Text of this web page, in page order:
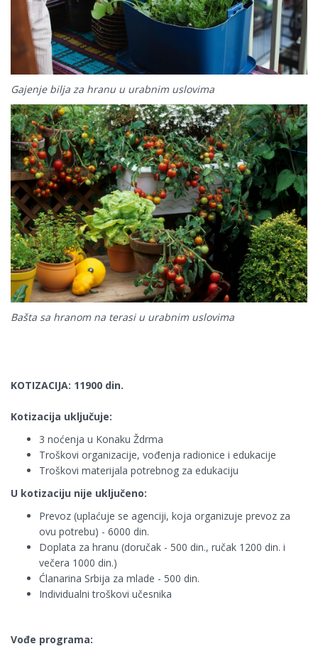
Gajenje bilja za hranu u urabnim uslovima
Bašta sa hranom na terasi u urabnim uslovima
KOTIZACIJA: 11900 din.
Kotizacija uključuje:
3 noćenja u Konaku Ždrma
Troškovi organizacije, vođenja radionice i edukacije
Troškovi materijala potrebnog za edukaciju
U kotizaciju nije uključeno:
Prevoz (uplaćuje se agenciji, koja organizuje prevoz za
ovu potrebu) - 6000 din.
Doplata za hranu (doručak - 500 din., ručak 1200 din. i
večera 1000 din.)
Ćlanarina Srbija za mlade - 500 din.
Individualni troškovi učesnika
Vođe programa: